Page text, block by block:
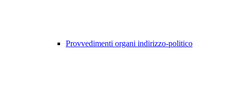
Provvedimenti organi indirizzo-politico